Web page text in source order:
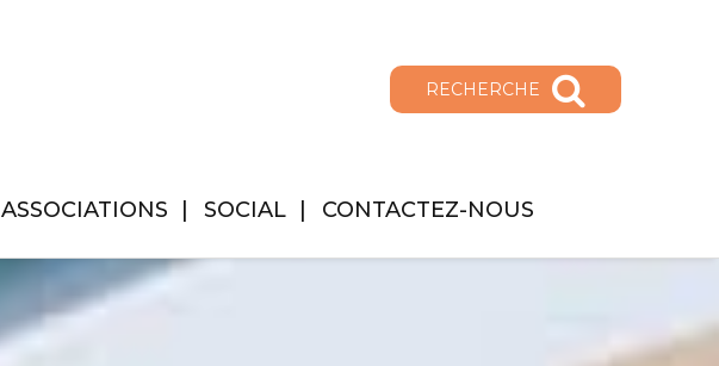
RECHERCHE
ASSOCIATIONS SOCIAL CONTACTEZ-NOUS